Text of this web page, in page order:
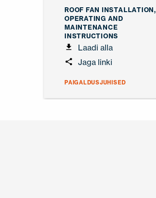
ROOF FAN INSTALLATION,
OPERATING AND
MAINTENANCE
INSTRUCTIONS
Laadi alla
Jaga linki
PAIGALDUSJUHISED